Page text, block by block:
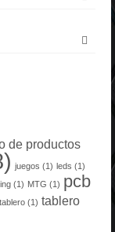
de productos
juegos (1) leds (1)
(1) MTG (1) pcb
tablero (1) tablero